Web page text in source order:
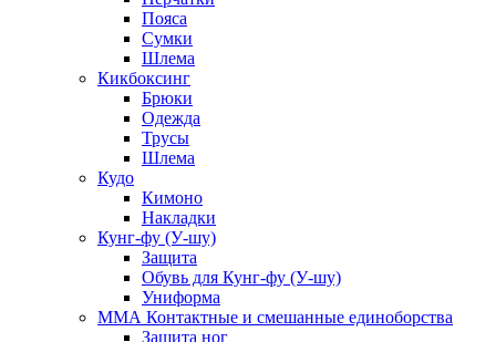
Пояса
Сумки
Шлема
Кикбоксинг
Брюки
Одежда
Трусы
Шлема
Кудо
Кимоно
Накладки
Кунг-фу (У-шу)
Защита
Обувь для Кунг-фу (У-шу)
Униформа
ММА Контактные и смешанные единоборства
Защита ног